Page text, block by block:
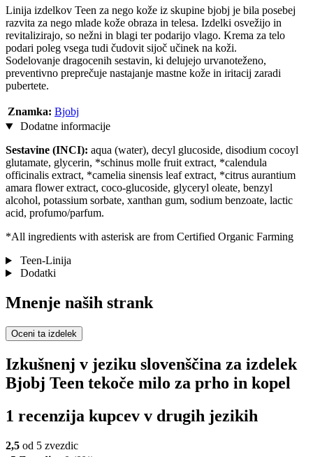
Linija izdelkov Teen za nego kože iz skupine bjobj je bila posebej
razvita za nego mlade kože obraza in telesa. Izdelki osvežijo in
revitalizirajo, so nežni in blagi ter podarijo vlago. Krema za telo
podari poleg vsega tudi čudovit sijoč učinek na koži.
Sodelovanje dragocenih sestavin, ki delujejo urvanoteženo,
preventivno preprečuje nastajanje mastne kože in iritacij zaradi
pubertete.
Znamka: Bjobj
Dodatne informacije
Sestavine (INCI): aqua (water), decyl glucoside, disodium cocoyl
glutamate, glycerin, *schinus molle fruit extract, *calendula
officinalis extract, *camelia sinensis leaf extract, *citrus aurantium
amara flower extract, coco-glucoside, glyceryl oleate, benzyl
alcohol, potassium sorbate, xanthan gum, sodium benzoate, lactic
acid, profumo/parfum.
*All ingredients with asterisk are from Certified Organic Farming
Teen-Linija
Dodatki
Mnenje naših strank
Oceni ta izdelek
Izkušnenj v jeziku slovenščina za izdelek
Bjobj Teen tekoče milo za prho in kopel
1 recenzija kupcev v drugih jezikih
2,5 od 5 zvezdic